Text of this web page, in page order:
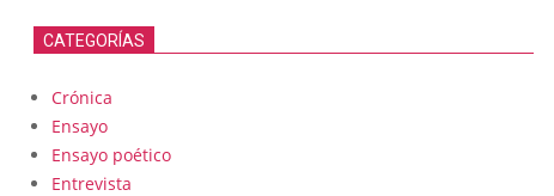
CATEGORÍAS
Crónica
Ensayo
Ensayo poético
Entrevista